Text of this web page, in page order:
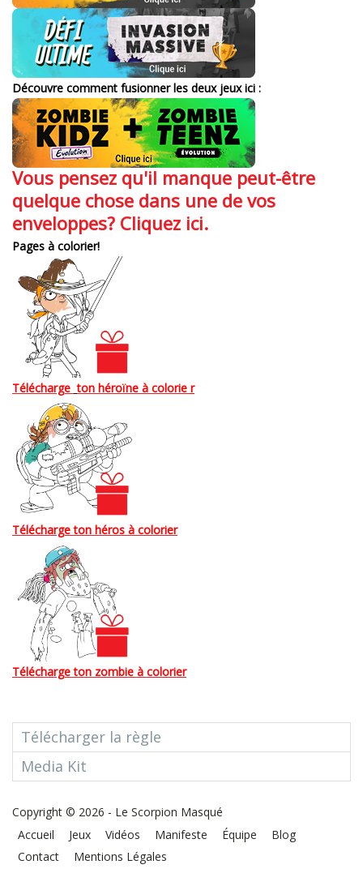
Découvre comment fusionner les deux jeux ici :
Vous pensez qu'il manque peut-être
quelque chose dans une de vos
enveloppes? Cliquez ici.
Pages à colorier!
Télécharge ton héroïne à colorie r
Télécharge ton héros à colorier
Télécharge ton zombie à colorier
Télécharger la règle
Media Kit
Copyright © 2026 - Le Scorpion Masqué
Accueil
Jeux Vidéos Manifeste Équipe
Blog
Contact
Mentions Légales